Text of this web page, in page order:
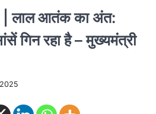
लाल आतंक का अंत:
गिन रहा है – मुख्यमंत्री